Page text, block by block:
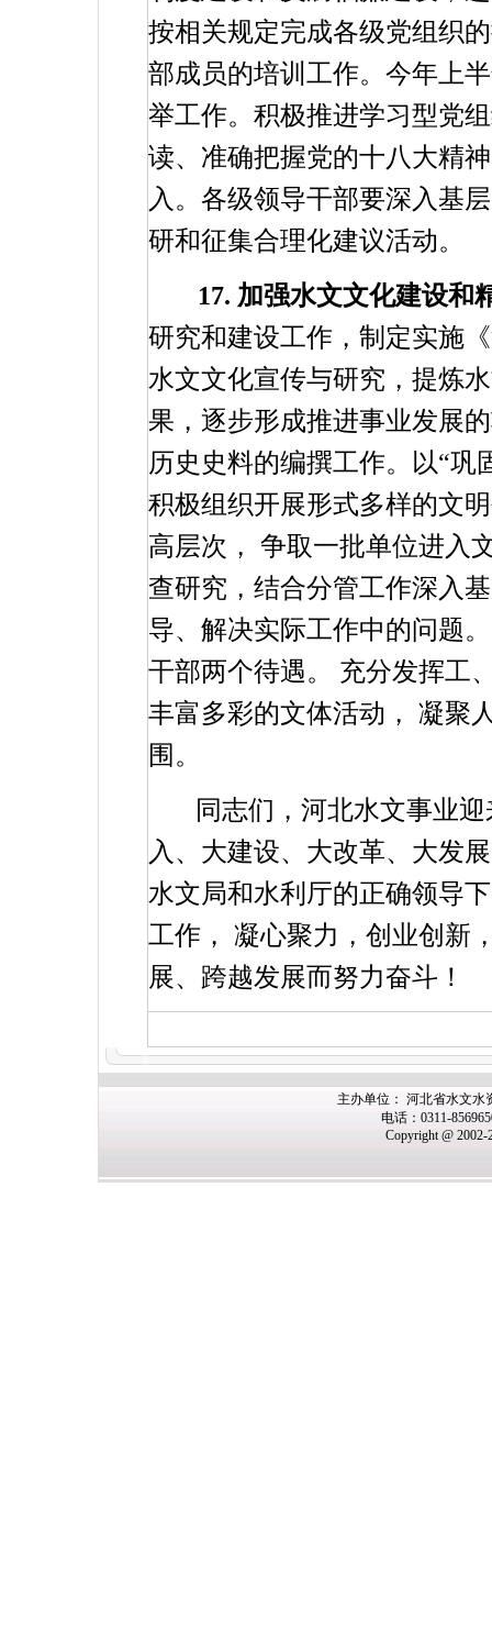
按相关规定完成各级党组织
部成员的培训工作。今年上
举工作。积极推进学习型党
读、准确把握党的十八大精
入。各级领导干部要深入基
研和征集合理化建议活动。
17. 加强水文文化建设和
研究和建设工作，制定实施
水文文化宣传与研究，提炼
果，逐步形成推进事业发展
历史史料的编撰工作。以“巩
积极组织开展形式多样的文
高层次，
争取一批单位进入
查研究，结合分管工作深入
导、解决实际工作中的问题。
干部两个待遇。
充分发挥工
丰富多彩的文体活动，
凝聚
围。
同志们，河北水文事业
入、大建设、大改革、大发
水文局和水利厅的正确领导
工作，
凝心聚力，创业创新
展、跨越发展而努力奋斗！
主办单位： 河北省水文水
电话：0311-
Copyright @ 2002-